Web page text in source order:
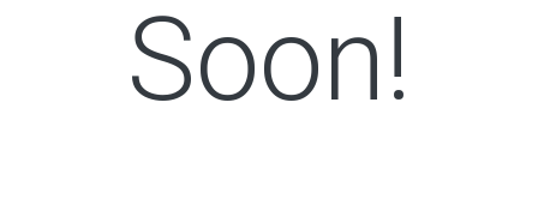
Soon!